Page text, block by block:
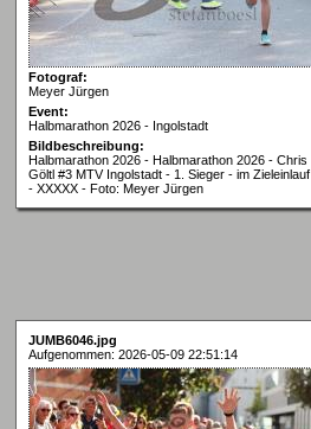
Fotograf:
Meyer Jürgen
Event:
Halbmarathon 2026 - Ingolstadt
Bildbeschreibung:
Halbmarathon 2026 - Halbmarathon 2026 - Chris
Göltl #3 MTV Ingolstadt - 1. Sieger - im Zieleinlauf
- XXXXX - Foto: Meyer Jürgen
JUMB6046.jpg
Aufgenommen: 2026-05-09 22:51:14